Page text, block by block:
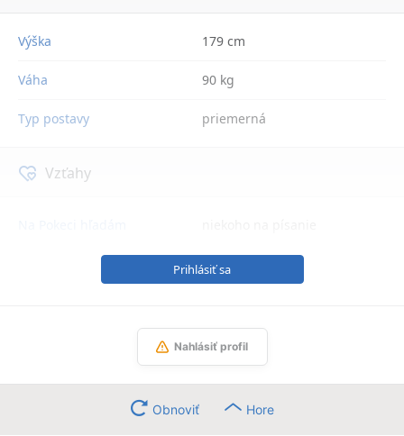
Výška 179 cm
Váha 90 kg
Typ postavy priemerná
Vzťahy
Prihlásiť sa
Nahlásiť profil
Obnoviť Hore